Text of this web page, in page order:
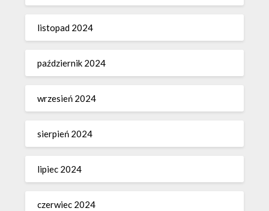
listopad 2024
październik 2024
wrzesień 2024
sierpień 2024
lipiec 2024
czerwiec 2024